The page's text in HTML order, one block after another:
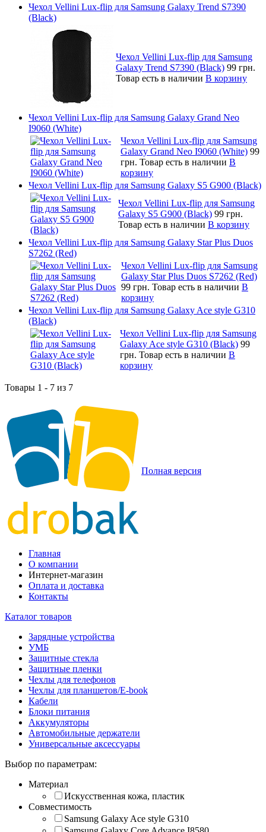
Чехол Vellini Lux-flip для Samsung Galaxy Trend S7390
(Black)
Чехол Vellini Lux-flip для Samsung
Galaxy Trend S7390 (Black) 99 грн.
Товар есть в наличии В корзину
Чехол Vellini Lux-flip для Samsung Galaxy Grand Neo
I9060 (White)
Чехол Vellini Lux-flip для Samsung
Galaxy Grand Neo I9060 (White) 99
грн. Товар есть в наличии В
корзину
Чехол Vellini Lux-flip для Samsung Galaxy S5 G900 (Black)
Чехол Vellini Lux-flip для Samsung
Galaxy S5 G900 (Black) 99 грн.
Товар есть в наличии В корзину
Чехол Vellini Lux-flip для Samsung Galaxy Star Plus Duos
S7262 (Red)
Чехол Vellini Lux-flip для Samsung
Galaxy Star Plus Duos S7262 (Red)
99 грн. Товар есть в наличии В
корзину
Чехол Vellini Lux-flip для Samsung Galaxy Ace style G310
(Black)
Чехол Vellini Lux-flip для Samsung
Galaxy Ace style G310 (Black) 99
грн. Товар есть в наличии В
корзину
Товары 1 - 7 из 7
Полная версия
Главная
О компании
Интернет-магазин
Оплата и доставка
Контакты
Каталог товаров
Зарядные устройства
УМБ
Защитные стекла
Защитные пленки
Чехлы для телефонов
Чехлы для планшетов/E-book
Кабели
Блоки питания
Аккумуляторы
Автомобильные держатели
Универсальные аксессуары
Выбор по параметрам:
Материал
Искусственная кожа, пластик
Совместимость
Samsung Galaxy Ace style G310